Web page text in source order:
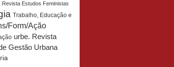
Revista Estudos Feministas
Trabalho, Educação e
Form/Ação
urbe. Revista
Gestão Urbana